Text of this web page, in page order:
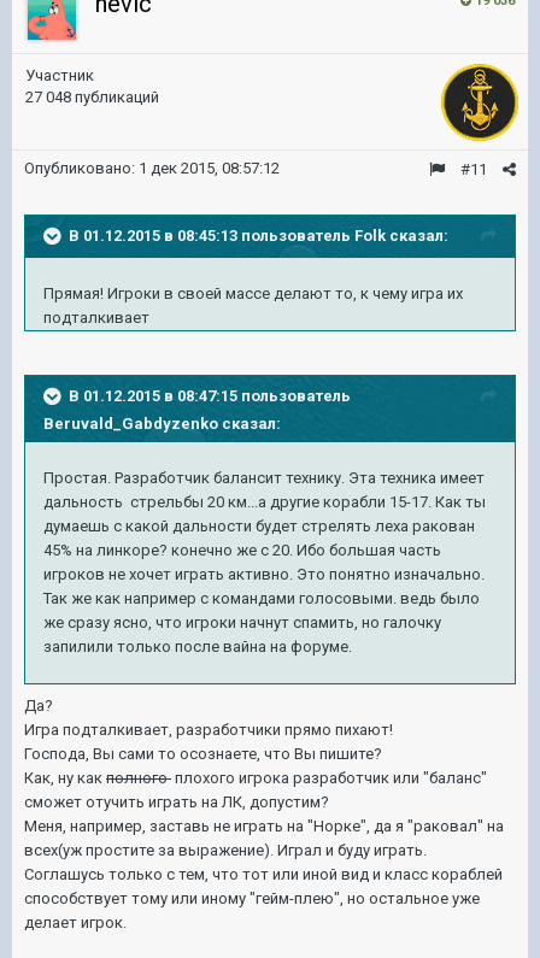
Участник
27 048 публикаций
#11
Опубликовано: 1 дек 2015, 08:57:12
В 01.12.2015 в 08:45:13 пользователь Folk сказал:
Прямая! Игроки в своей массе делают то, к чему игра их
подталкивает
В 01.12.2015 в 08:47:15 пользователь
Beruvald_Gabdyzenko сказал:
Простая. Разработчик балансит технику. Эта техника имеет
дальность стрельбы 20 км...а другие корабли 15-17. Как ты
думаешь с какой дальности будет стрелять леха ракован
45% на линкоре? конечно же с 20. Ибо большая часть
игроков не хочет играть активно. Это понятно изначально.
Так же как например с командами голосовыми. ведь было
же сразу ясно, что игроки начнут спамить, но галочку
запилили только после вайна на форуме.
Да?
Игра подталкивает, разработчики прямо пихают!
Господа, Вы сами то осознаете, что Вы пишите?
Как, ну как полного плохого игрока разработчик или "баланс"
сможет отучить играть на ЛК, допустим?
Меня, например, заставь не играть на "Норке", да я "раковал" на
всех(уж простите за выражение). Играл и буду играть.
Соглашусь только с тем, что тот или иной вид и класс кораблей
способствует тому или иному "гейм-плею", но остальное уже
делает игрок.